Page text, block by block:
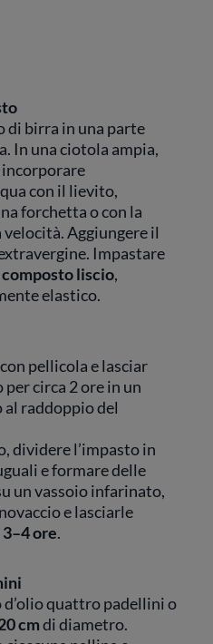
di birra in una parte
In una ciotola ampia,
incorporare
con il lievito,
forchetta o con la
velocità. Aggiungere il
Impastare
composto liscio,
elastico.
pellicola e lasciar
circa 2 ore in un
raddoppio del
dividere l’impasto in
e formare delle
un vassoio infarinato,
e lasciarle
ore.
d’olio quattro padellini o
cmdi diametro.